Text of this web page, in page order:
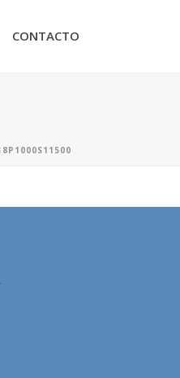
CONTACTO